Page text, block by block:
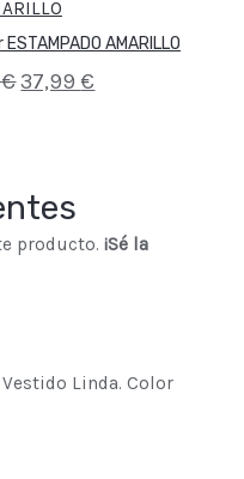
AMARILLO
€37,99 €
producto. ¡Sé la
Vestido Linda. Color